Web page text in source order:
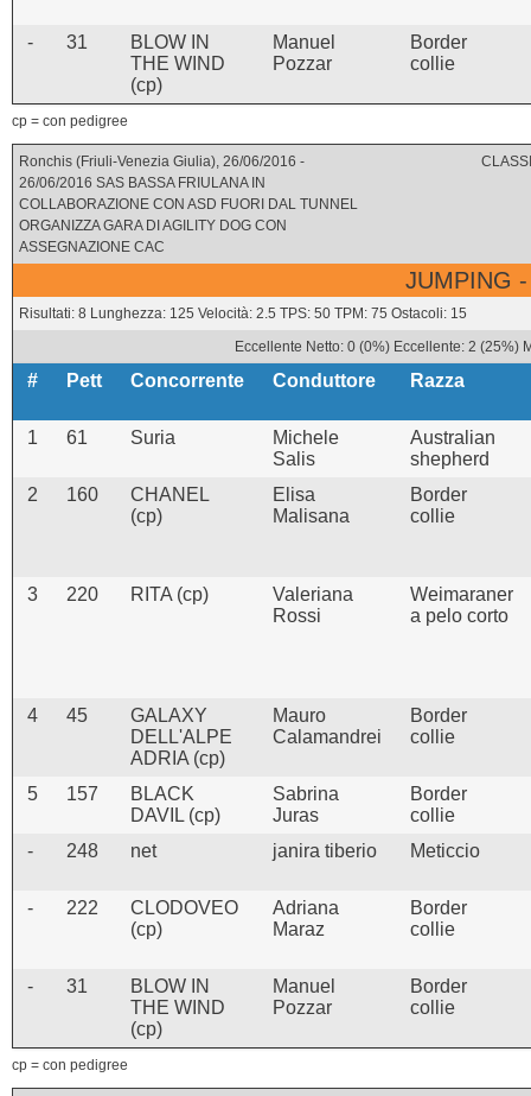
- 31
BLOW IN
THE WIND
(cp)
Manuel
Pozzar
Border
collie
cp = con pedigree
Ronchis (Friuli-Venezia Giulia), 26/06/2016 -
26/06/2016 SAS BASSA FRIULANA IN
COLLABORAZIONE CON ASD FUORI DAL TUNNEL
ORGANIZZA GARA DI AGILITY DOG CON
ASSEGNAZIONE CAC
JUMPING
Risultati: 8 Lunghezza: 125 Velocità: 2.5 TPS: 50 TPM: 75 Ostacoli: 15
Eccellente Netto: 0 (0%) Eccellente: 2 (25%)
# Pett Concorrente Conduttore Razza
1 61 Suria
Michele
Salis
Australian
shepherd
2
160
CHANEL
(cp)
Elisa
Malisana
Border
collie
3 220 RITA (cp)
Valeriana
Rossi
Weimaraner
a pelo corto
4 45
GALAXY
DELL'ALPE
ADRIA (cp)
Mauro
Calamandrei
Border
collie
5 157
BLACK
DAVIL (cp)
Sabrina
Juras
Border
collie
-
248 net janira tiberio Meticcio
- 222
CLODOVEO
(cp)
Adriana
Maraz
Border
collie
- 31
BLOW IN
THE WIND
(cp)
Manuel
Pozzar
Border
collie
cp = con pedigree